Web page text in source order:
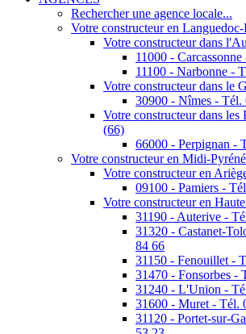
Rechercher une agence locale...
Votre constructeur en
Votre constructeur dans
11000 -
11100 - Narbonne -
Votre constructeur dans le
30900 - Nîmes - Tél.
Votre constructeur dans les
(66)
66000 - Perpignan -
Votre constructeur en Midi-
Votre constructeur en
09100 - Pamiers -
Votre constructeur en
31190 - Auterive -
31320 - Castanet-
84 66
31150 - Fenouillet -
31470 - Fonsorbes -
31240 - L'Union -
31600 - Muret - Tél.
31120 - Portet-sur-